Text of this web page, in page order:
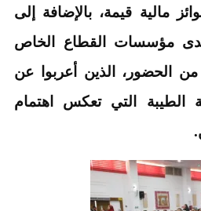
مالية قيمة، بالإضافة إلى
مؤسسات القطاع الخاص
الحضور، الذين أعربوا عن
الطيبة التي تعكس اهتمام